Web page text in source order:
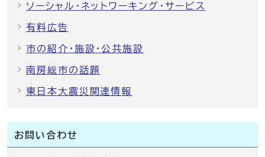
ソーシャル・ネットワーキング・サービス
有料広告
市の紹介・施設・公共施設
南房総市の話題
東日本大震災関連情報
お問い合わせ